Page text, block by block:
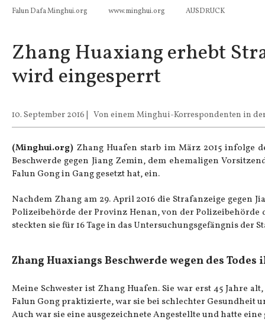
Falun Dafa Minghui.org www.minghui.org AUSDRUCK
Zhang Huaxiang erhebt
wird eingesperrt
10. September 2016 Von einem Minghui-Korrespondenten in
(Minghui.org) Zhang Huafen starb im März 2015 infolge
Beschwerde gegen Jiang Zemin, dem ehemaligen
Falun Gong in Gang gesetzt hat, ein.
Nachdem Zhang am 29. April 2016 die Strafanzeige
Polizeibehörde der Provinz Henan, von der Polizeibehörde
steckten sie für 16 Tage in das Untersuchungsgefängnis der
Zhang Huaxiangs Beschwerde wegen des Todes
Meine Schwester ist Zhang Huafen. Sie war erst 45 Jahre
Falun Gong praktizierte, war sie bei schlechter Gesundheit
Auch war sie eine ausgezeichnete Angestellte und hatte